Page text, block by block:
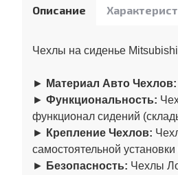
Описание
Чехлы на сиденье
► Материал Авто Чехлов:
► Функциональность:
функционал сидений
► Крепление Чехлов:
самостоятельной
► Безопасность: Чехлы